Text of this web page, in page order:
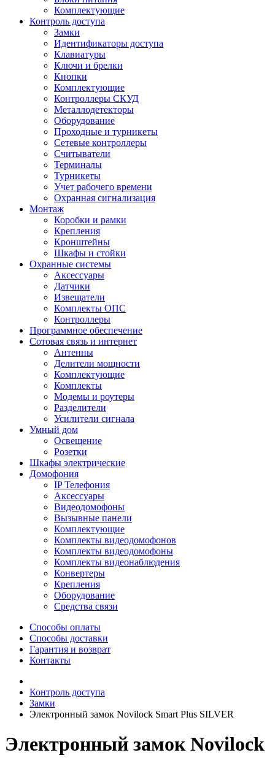
Комплектующие
Контроль доступа
Замки
Идентификаторы доступа
Клавиатуры
Ключи и брелки
Кнопки
Комплектующие
Контроллеры СКУД
Металлодетекторы
Оборудование
Проходные и турникеты
Сетевые контроллеры
Считыватели
Терминалы
Турникеты
Учет рабочего времени
Охранная сигнализация
Монтаж
Коробки и рамки
Крепления
Кронштейны
Шкафы и стойки
Охранные системы
Аксессуары
Датчики
Извещатели
Комплекты ОПС
Контроллеры
Программное обеспечение
Сотовая связь и интернет
Антенны
Делители мощности
Комплектующие
Комплекты
Модемы и роутеры
Разделители
Усилители сигнала
Умный дом
Освещение
Розетки
Шкафы электрические
Домофония
IP Телефония
Аксессуары
Видеодомофоны
Вызывные панели
Комплектующие
Комплекты видеодомофонов
Комплекты видеодомофоны
Комплекты видеонаблюдения
Конвертеры
Крепления
Оборудование
Средства связи
Способы оплаты
Способы доставки
Гарантия и возврат
Контакты
Контроль доступа
Замки
Электронный замок Novilock Smart Plus SILVER
Электронный замок Novilock